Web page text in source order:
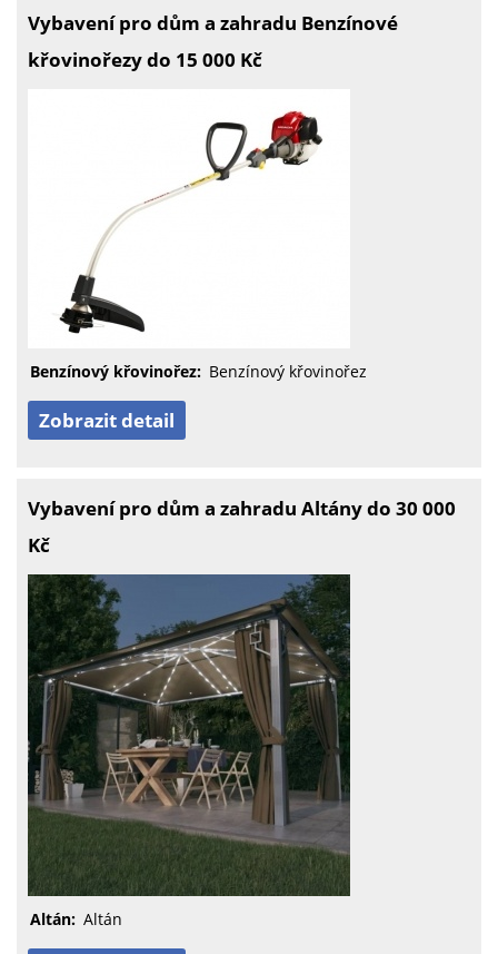
Vybavení pro dům a zahradu Benzínové
křovinořezy do 15 000 Kč
Benzínový křovinořez: Benzínový křovinořez
Zobrazit detail
Vybavení pro dům a zahradu Altány do 30 000
Kč
Altán: Altán